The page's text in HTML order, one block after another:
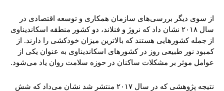
از سوی دیگر بررسی‌های سازمان همکاری و توسعه اقتصادی در
سال ۲۰۱۸ نشان داد که نروژ و فنلاند، دو کشور منطقه اسکاندیناوی
از جمله کشورهایی هستند که بالاترین میزان خودکشی را دارند. از
کمبود نور طبیعی روز در کشورهای اسکاندیناوی به عنوان یکی از
عوامل موثر بر مشکلات ساکنان در حوزه سلامت روان یاد می‌شود.
نتیجه پژوهشی که در سال ۲۰۱۷ منتشر شد نشان می‌داد که شش